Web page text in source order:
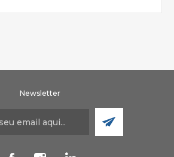
Newsletter